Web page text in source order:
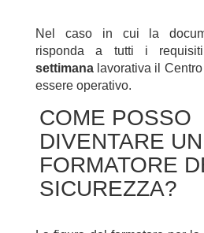
Nel caso in cui la
risponda a tutti i
settimana lavorativa il
essere operativo.
COME POSSO
DIVENTARE UN
FORMATORE
SICUREZZA?